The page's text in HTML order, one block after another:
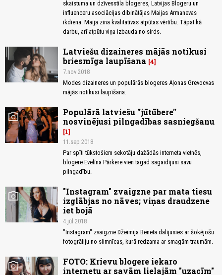
skaistuma un dzīvesstila blogeres, Latvijas Blogeru un
influenceru asociācijas dibinātājas Maijas Armanevas
ikdiena. Maija zina kvalitatīvas atpūtas vērtību. Tāpat kā
darbu, arī atpūtu viņa izbauda no sirds.
Latviešu dizaineres mājās notikusi
briesmīga laupīšana 4
7.nov 2018
Modes dizaineres un populārās blogeres Aļonas Grevocvas
mājās notikusi laupīšana.
photo_camera
Populārā latviešu ''jūtūbere''
nosvinējusi pilngadības sasniegšanu
1
11.sep 2018
Par spīti tūkstošiem sekotāju dažādās interneta vietnēs,
blogere Evelīna Pārkere vien tagad sagaidījusi savu
pilngadību.
photo_camera
"Instagram" zvaigzne par mata tiesu
izglābjas no nāves; viņas draudzene
iet bojā
4.jūl 2018
"Instagram" zvaigzne Džeimija Beneta dalījusies ar šokējošu
fotogrāfiju no slimnīcas, kurā redzama ar smagām traumām.
photo_camera
FOTO: Krievu blogere iekaro
internetu ar savām lielajām "uzacīm"